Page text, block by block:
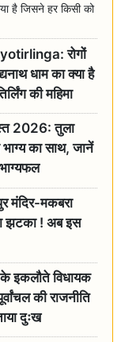
है जिसने हर किसी को
रोगों
धाम का क्या है
की महिमा
2026: तुला
भाग्य का साथ, जानें
मकबरा
झटका ! अब इस
इकलौते विधायक
की राजनीति
दुःख